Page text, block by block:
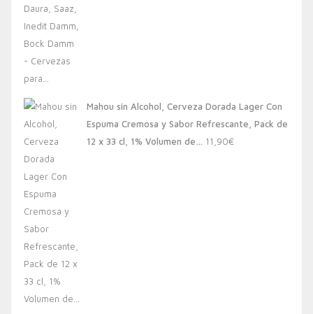
Mahou sin Alcohol, Cerveza Dorada Lager Con
Espuma Cremosa y Sabor Refrescante, Pack de
12 x 33 cl, 1% Volumen de… 11,90€